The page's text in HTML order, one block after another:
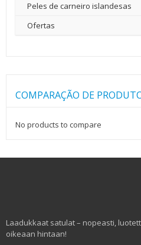
Peles de carneiro islandesas
Ofertas
COMPARAÇÃO DE
No products to compare
Laadukkaat satulat – nopeasti,
oikeaan hintaan!